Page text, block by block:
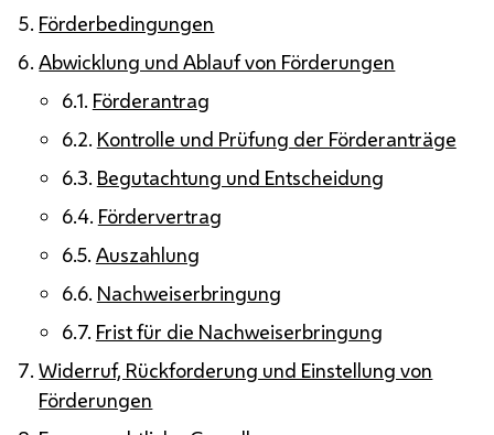
Förderbedingungen
Abwicklung und Ablauf von Förderungen
6.1. Förderantrag
6.2. Kontrolle und Prüfung der Förderanträge
6.3. Begutachtung und Entscheidung
6.4. Fördervertrag
6.5. Auszahlung
6.6. Nachweiserbringung
6.7. Frist für die Nachweiserbringung
Widerruf, Rückforderung und Einstellung von
Förderungen